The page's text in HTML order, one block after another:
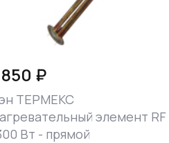
850 ₽
ТЕРМЕКС
элемент RF
Вт - прямой